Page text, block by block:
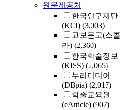
원문제공처
한국연구재단
(KCI) (3,003)
교보문고(스콜
라) (2,360)
한국학술정보
(KISS) (2,065)
누리미디어
(DBpia) (2,017)
학술교육원
(eArticle) (907)